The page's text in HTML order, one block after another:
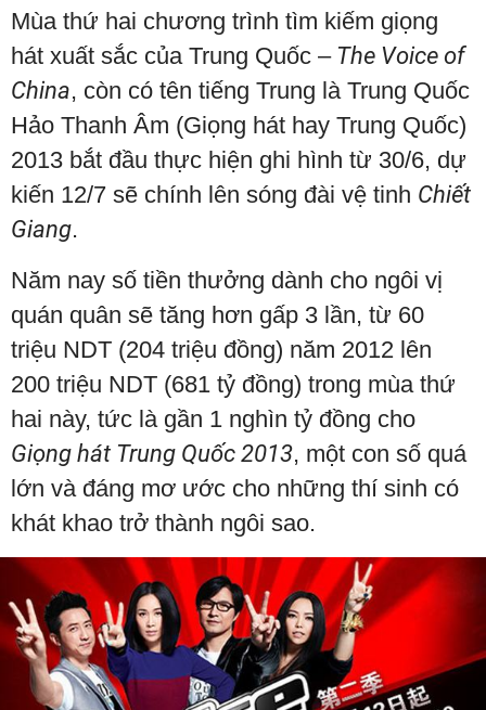
Mùa thứ hai chương trình tìm kiếm giọng
hát xuất sắc của Trung Quốc –The Voice of
China, còn có tên tiếng Trung là Trung Quốc
Hảo Thanh Âm (Giọng hát hay Trung Quốc)
2013 bắt đầu thực hiện ghi hình từ 30/6, dự
kiến 12/7 sẽ chính lên sóng đài vệ tinh Chiết
Giang.
Năm nay số tiền thưởng dành cho ngôi vị
quán quân sẽ tăng hơn gấp 3 lần, từ 60
triệu NDT (204 triệu đồng) năm 2012 lên
200 triệu NDT (681 tỷ đồng) trong mùa thứ
hai này, tức là gần 1 nghìn tỷ đồng cho
Giọng hát Trung Quốc 2013, một con số quá
lớn và đáng mơ ước cho những thí sinh có
khát khao trở thành ngôi sao.